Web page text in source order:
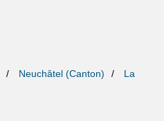
Neuchâtel (Canton)
La